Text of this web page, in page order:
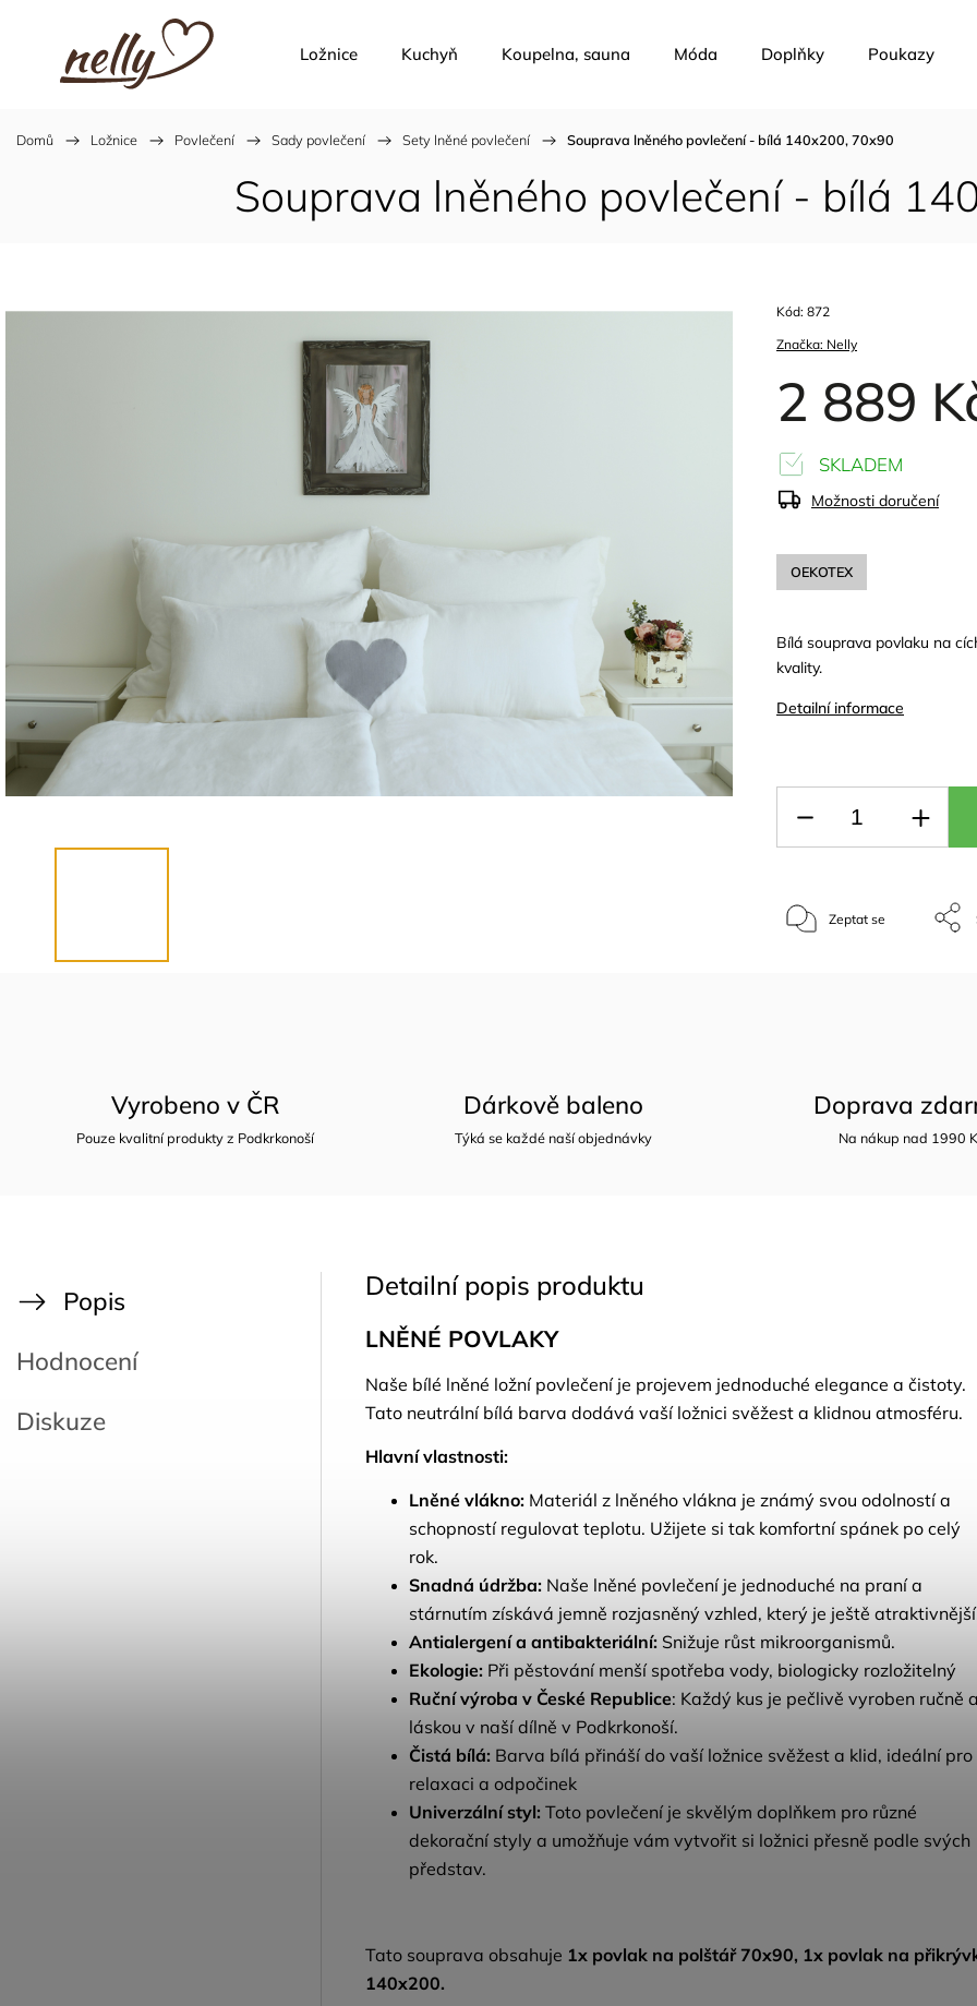
Ložnice Kuchyň Koupelna, sauna Móda Doplňky Poukazy
Domů / Ložnice / Povlečení / Sady povlečení / Sety lněné povlečení / Souprava lněného povlečení - bílá 140x200, 70x90
Souprava lněného povlečení - bílá
Značka: Nelly
2 889
Kód: 872
OEKOTEX
Bílá souprava povlaku na
kvality.
Detailní informace
SKLADEM
Možnosti doručení
Zeptat se
Vyrobeno v ČR
Pouze kvalitní produkty z Podkrkonoší
Dárkově baleno
Týká se každé naší objednávky
Doprava
Na nákup nad 1990
Popis
Hodnocení
Diskuze
Detailní popis produktu
LNĚNÉ POVLAKY
Naše bílé lněné ložní povlečení je projevem jednoduché elegance a čistoty.
Tato neutrální bílá barva dodává vaší ložnici svěžest a klidnou atmosféru.
Hlavní vlastnosti:
Lněné vlákno: Materiál z lněného vlákna je známý svou odolností a
schopností regulovat teplotu. Užijete si tak komfortní spánek po celý
rok.
Snadná údržba: Naše lněné povlečení je jednoduché na praní a
stárnutím získává jemně rozjasněný vzhled, který je ještě
Antialergení a antibakteriální: Snižuje růst mikroorganismů.
Ekologie: Při pěstování menší spotřeba vody, biologicky rozložitelný
Ruční výroba v České Republice: Každý kus je pečlivě vyroben ručně
láskou v naší dílně v Podkrkonoší.
Čistá bílá: Barva bílá přináší do vaší ložnice svěžest a klid, ideální pro
relaxaci a odpočinek
Univerzální styl: Toto povlečení je skvělým doplňkem pro různé
dekorační styly a umožňuje vám vytvořit si ložnici přesně podle svých
představ.
Tato souprava obsahuje 1x povlak na polštář 70x90, 1x povlak na
140x200.